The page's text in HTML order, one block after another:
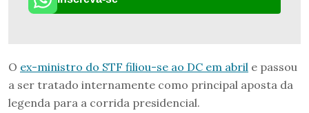
O ex-ministro do STF filiou-se ao DC em abril e passou
a ser tratado internamente como principal aposta da
legenda para a corrida presidencial.